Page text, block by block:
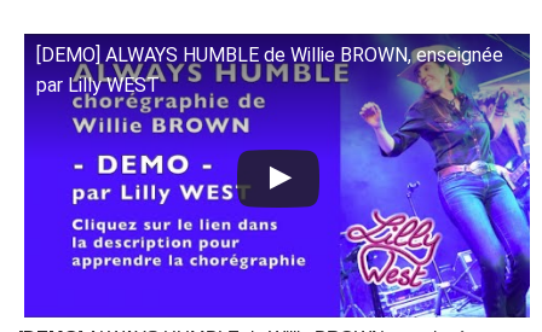
[DEMO] ALWAYS HUMBLE de Willie BROWN, enseignée
par Lilly WEST